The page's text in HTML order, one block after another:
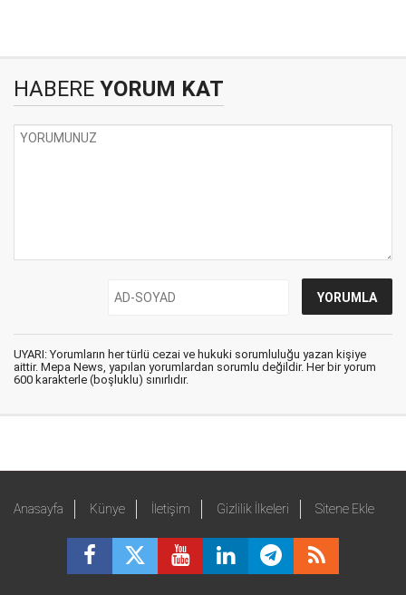
HABERE YORUM KAT
UYARI: Yorumların her türlü cezai ve hukuki sorumluluğu yazan kişiye
aittir. Mepa News, yapılan yorumlardan sorumlu değildir. Her bir yorum
600 karakterle (boşluklu) sınırlıdır.
Anasayfa Künye İletişim Gizlilik İlkeleri Sitene Ekle